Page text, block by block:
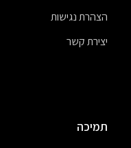
הצהרת נגישות
יצירת קשר
תמיכה